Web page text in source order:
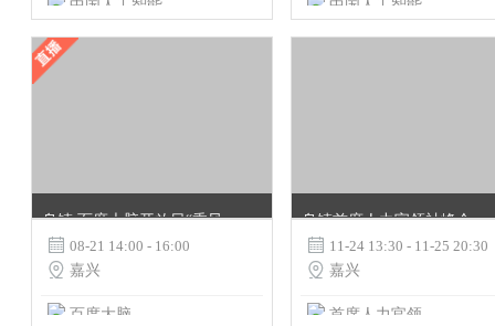
乌镇 百度大脑开放日“乘风新基建，加速产业智能化升级”专场
 08-21 14:00 - 16:00
 嘉兴
百度大脑
乌镇首席人力官领袖峰会
 11-24 13:30 - 11-25 20:30
 嘉兴